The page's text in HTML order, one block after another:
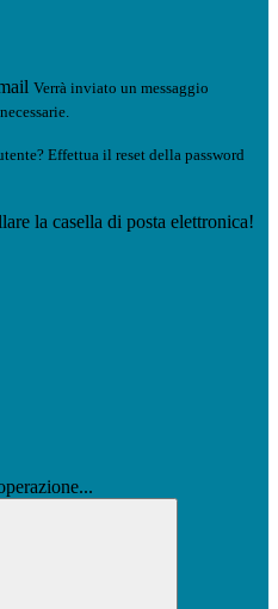
Verrà inviato un messaggio
Effettua il reset della password
la casella di posta elettronica!